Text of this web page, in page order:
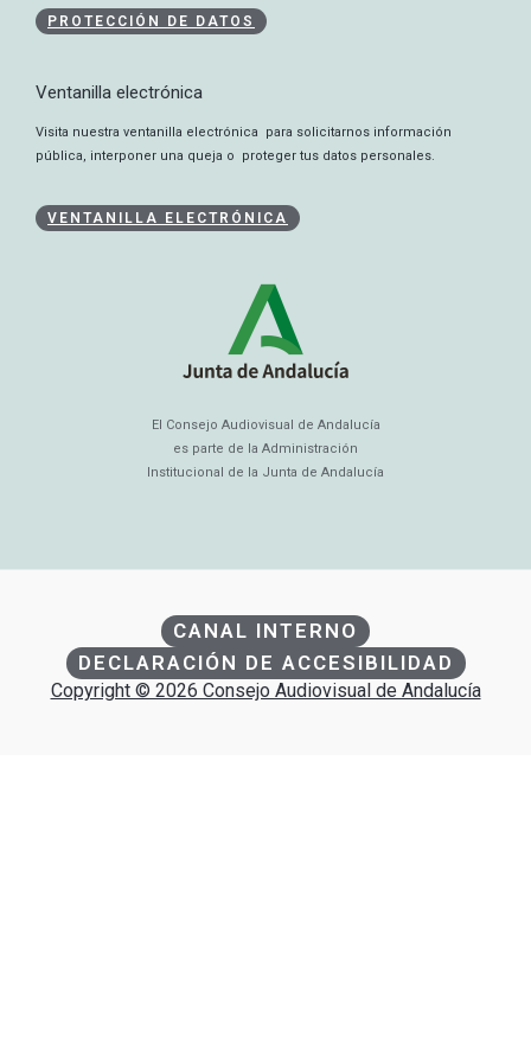
PROTECCIÓN DE DATOS
Ventanilla electrónica
Visita nuestra ventanilla electrónica para solicitarnos información
pública, interponer una queja o proteger tus datos personales.
VENTANILLA ELECTRÓNICA
El Consejo Audiovisual de Andalucía
es parte de la Administración
Institucional de la Junta de Andalucía
CANAL INTERNO
DECLARACIÓN DE ACCESIBILIDAD
Copyright © 2026 Consejo Audiovisual de Andalucía